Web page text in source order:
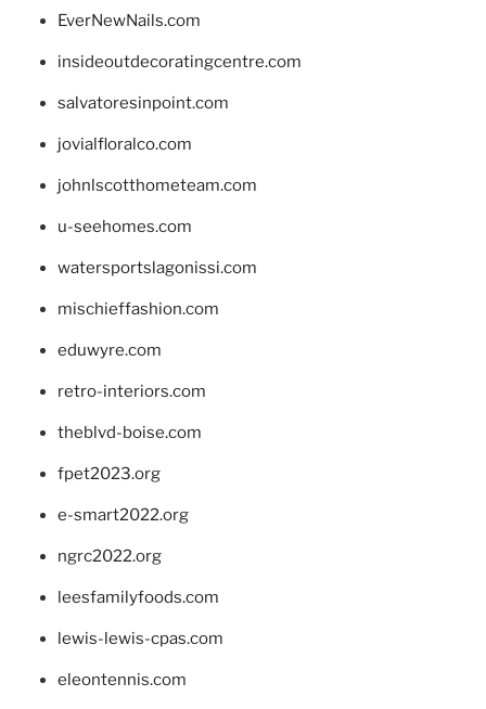
EverNewNails.com
insideoutdecoratingcentre.com
salvatoresinpoint.com
jovialfloralco.com
johnlscotthometeam.com
u-seehomes.com
watersportslagonissi.com
mischieffashion.com
eduwyre.com
retro-interiors.com
theblvd-boise.com
fpet2023.org
e-smart2022.org
ngrc2022.org
leesfamilyfoods.com
lewis-lewis-cpas.com
eleontennis.com